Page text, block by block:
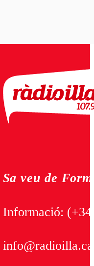
Sa veu de
Informació: